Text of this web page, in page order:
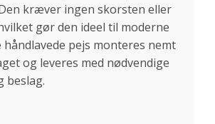
kræver ingen skorsten eller
gør den ideel til moderne
håndlavede pejs monteres nemt
og leveres med nødvendige
beslag.